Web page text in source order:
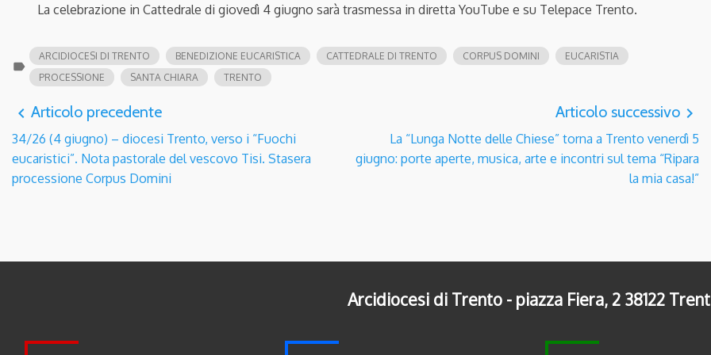
La celebrazione in Cattedrale di giovedì 4 giugno sarà trasmessa in diretta YouTube e su Telepace Trento.
label
ARCIDIOCESI DI TRENTO BENEDIZIONE EUCARISTICA CATTEDRALE DI TRENTO CORPUS DOMINI
EUCARISTIA
PROCESSIONE
SANTA CHIARA TRENTO
navigate_before Articolo precedente
34/26 (4 giugno) – diocesi Trento, verso i “Fuochi
eucaristici”. Nota pastorale del vescovo Tisi. Stasera
processione Corpus Domini
Articolo successivo navigate_next
La “Lunga Notte delle Chiese” torna a Trento venerdì 5
giugno: porte aperte, musica, arte e incontri sul tema “Ripara
la mia casa!”
Arcidiocesi di Trento - piazza Fiera, 2 38122